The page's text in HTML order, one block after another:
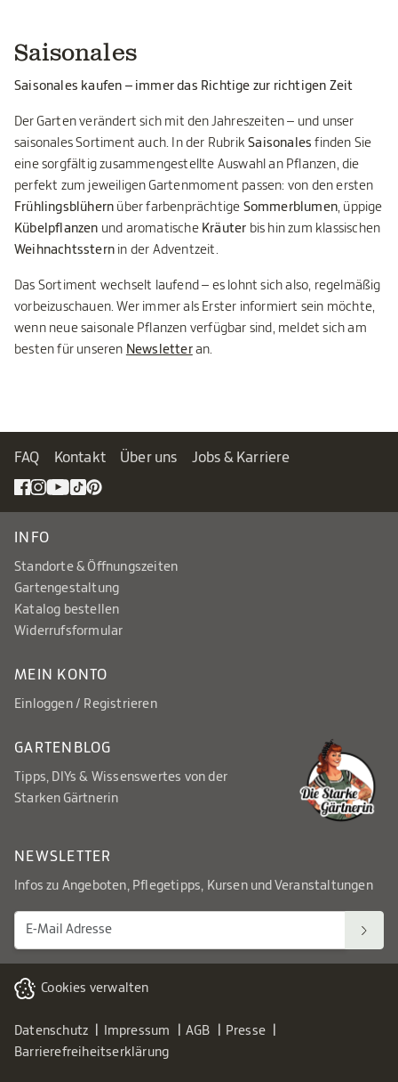
Saisonales
Saisonales kaufen – immer das Richtige zur richtigen Zeit
Der Garten verändert sich mit den Jahreszeiten – und unser
saisonales Sortiment auch. In der RubrikSaisonales finden Sie
eine sorgfältig zusammengestellte Auswahl an Pflanzen, die
perfekt zum jeweiligen Gartenmoment passen: von den ersten
Frühlingsblühern über farbenprächtige Sommerblumen, üppige
Kübelpflanzen und aromatische Kräuter bis hin zum klassischen
Weihnachtsstern in der Adventzeit.
Das Sortiment wechselt laufend – es lohnt sich also, regelmäßig
vorbeizuschauen. Wer immer als Erster informiert sein möchte,
wenn neue saisonale Pflanzen verfügbar sind, meldet sich am
besten für unseren Newsletteran.
FAQ Kontakt Über uns Jobs & Karriere
INFO
Standorte & Öffnungszeiten
Gartengestaltung
Katalog bestellen
Widerrufsformular
MEIN KONTO
Einloggen / Registrieren
GARTENBLOG
Tipps, DIYs & Wissenswertes von der
Starken Gärtnerin
NEWSLETTER
Infos zu Angeboten, Pflegetipps, Kursen und Veranstaltungen
Cookies verwalten
Datenschutz Impressum AGB
Presse
Barrierefreiheitserklärung